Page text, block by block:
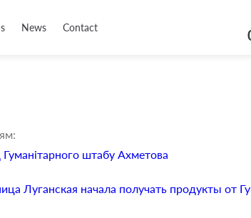
News Contact
штабу Ахметова
Луганская начала получать продукты от